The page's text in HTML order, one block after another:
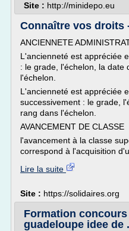
Site : http://minidepo.eu
Connaître vos droits
ANCIENNETE
L'ancienneté est appréciée
: le grade, l'échelon, la date
l'échelon.
L'ancienneté est appréciée
successivement : le grade,
rang dans l'échelon.
AVANCEMENT DE CLASSE
l'avancement à la classe
correspond à l'acquisition
Lire la suite
Site : https://solidaires.org
Formation
guadeloupe idee de